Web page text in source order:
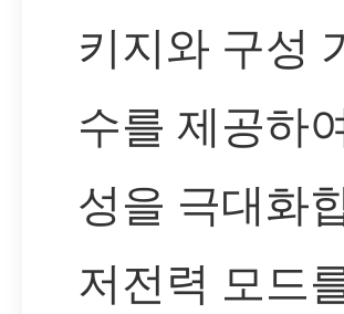
키지와 구성
수를 제공하
성을 극대화
저전력 모드